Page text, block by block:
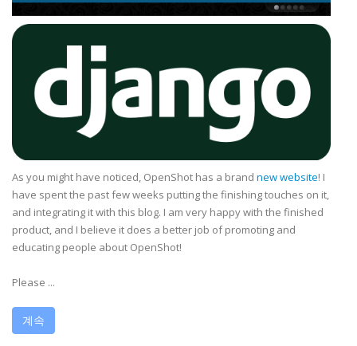
As you might have noticed, OpenShot has a brand new website! I
have spent the past few weeks putting the finishing touches on it,
and integrating it with this blog. I am very happy with the finished
product, and I believe it does a better job of promoting and
educating people about OpenShot!
Please ...
계속